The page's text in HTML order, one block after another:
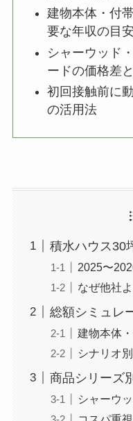
建物本体・付
要な年収の目安
シャーウッド
ードの価格差
初回接触前に
の活用法
積水ハウス30
2025〜
なぜ他社
総額シミュレ
建物本体
シナリオ
商品シリーズ
シャーウ